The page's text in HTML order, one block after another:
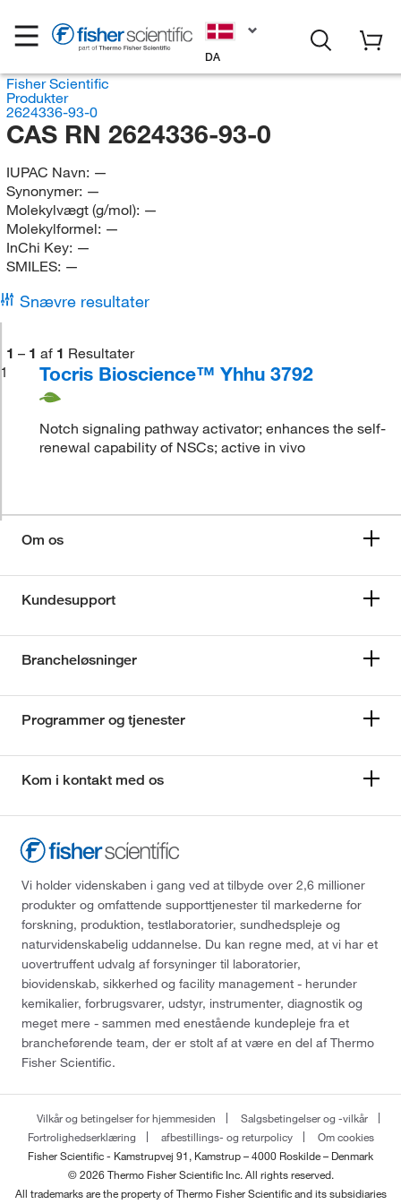
DA
Fisher Scientific
Produkter
2624336-93-0
CAS RN 2624336-93-0
IUPAC Navn: —
Synonymer: —
Molekylvægt (g/mol): —
Molekylformel: —
InChi Key: —
SMILES: —
Snævre resultater
1 – 1 af 1 Resultater
1
Tocris Bioscience™ Yhhu 3792
Notch signaling pathway activator; enhances the self-
renewal capability of NSCs; active in vivo
Om os
Kundesupport
Brancheløsninger
Programmer og tjenester
Kom i kontakt med os
Vi holder videnskaben i gang ved at tilbyde over 2,6 millioner
produkter og omfattende supporttjenester til markederne for
forskning, produktion, testlaboratorier, sundhedspleje og
naturvidenskabelig uddannelse. Du kan regne med, at vi har et
uovertruffent udvalg af forsyninger til laboratorier,
biovidenskab, sikkerhed og facility management - herunder
kemikalier, forbrugsvarer, udstyr, instrumenter, diagnostik og
meget mere - sammen med enestående kundepleje fra et
brancheførende team, der er stolt af at være en del af Thermo
Fisher Scientific.
Vilkår og betingelser for hjemmesiden
Salgsbetingelser og -vilkår
Fortrolighedserklæring
afbestillings- og returpolicy
Om cookies
Fisher Scientific - Kamstrupvej 91, Kamstrup – 4000 Roskilde – Denmark
© 2026 Thermo Fisher Scientific Inc. All rights reserved.
All trademarks are the property of Thermo Fisher Scientific and its subsidiaries